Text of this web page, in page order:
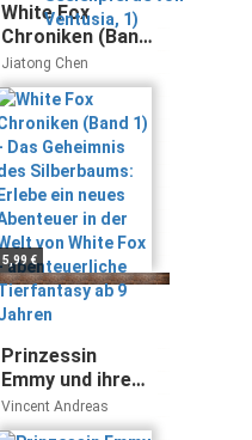
White Fox
Chroniken (Band
1) - Das
Geheimnis des
Silberbaums:
Erlebe ein neues
Abenteuer in der
Welt von White
Fox -
abenteuerliche
Tierfantasy ab 9
Jahren
Jiatong Chen
5,99 €
Prinzessin
Emmy und ihre
Pferde - Endlich
Prinzessin!
Vincent Andreas